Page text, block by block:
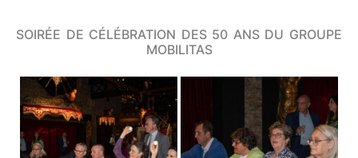
SOIRÉE DE CÉLÉBRATION DES 50 ANS DU GROUPE
MOBILITAS